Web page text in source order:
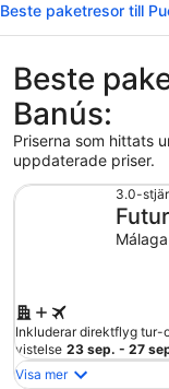
Beste paketresor till
Beste
Banús:
Priserna som hittats
uppdaterade priser.
3.0-
Inkluderar direktflyg
vistelse 23 sep. - 27
Visa mer